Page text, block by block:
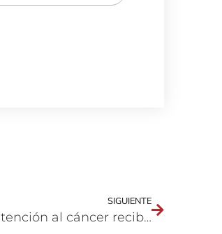
SIGUIENTE
El teléfono de atención al cáncer recibe más de 500 llamadas al día